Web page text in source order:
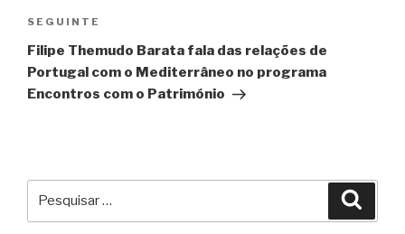
Conteúdo
seguinte
SEGUINTE
Filipe Themudo Barata fala das relações de
Portugal com o Mediterrâneo no programa
Encontros com o Património